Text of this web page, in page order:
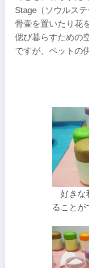
Stage（ソウルス
骨壷を置いたり花
偲び暮らすための
ですが、ペットの
好きな
ることが